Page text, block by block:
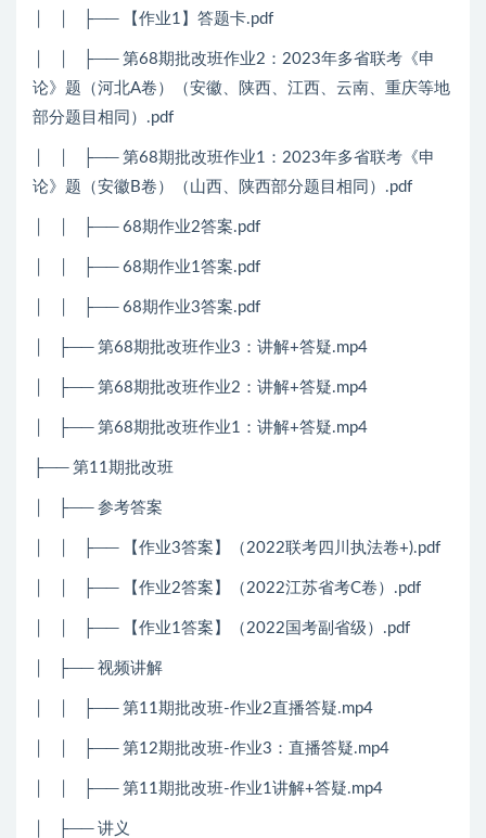
│ │ ├── 【作业1】答题卡.pdf
│ │ ├── 第68期批改班作业2：2023年多省联考《申
论》题（河北A卷）（安徽、陕西、江西、云南、重庆等地
部分题目相同）.pdf
│ │ ├── 第68期批改班作业1：2023年多省联考《申
论》题（安徽B卷）（山西、陕西部分题目相同）.pdf
│ │ ├── 68期作业2答案.pdf
│ │ ├── 68期作业1答案.pdf
│ │ ├── 68期作业3答案.pdf
│ ├── 第68期批改班作业3：讲解+答疑.mp4
│ ├── 第68期批改班作业2：讲解+答疑.mp4
│ ├── 第68期批改班作业1：讲解+答疑.mp4
├── 第11期批改班
│ ├── 参考答案
│ │ ├── 【作业3答案】（2022联考四川执法卷+).pdf
│ │ ├── 【作业2答案】（2022江苏省考C卷）.pdf
│ │ ├── 【作业1答案】（2022国考副省级）.pdf
│ ├── 视频讲解
│ │ ├── 第11期批改班-作业2直播答疑.mp4
│ │ ├── 第12期批改班-作业3：直播答疑.mp4
│ │ ├── 第11期批改班-作业1讲解+答疑.mp4
│ ├── 讲义